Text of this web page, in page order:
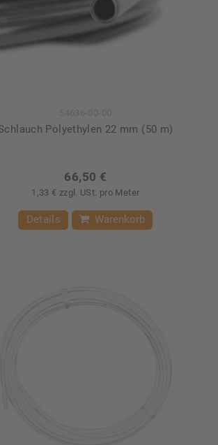
Polyethylen 22 mm (50 m)
66,50 €
1,33 € zzgl. USt. pro Meter
Details Warenkorb